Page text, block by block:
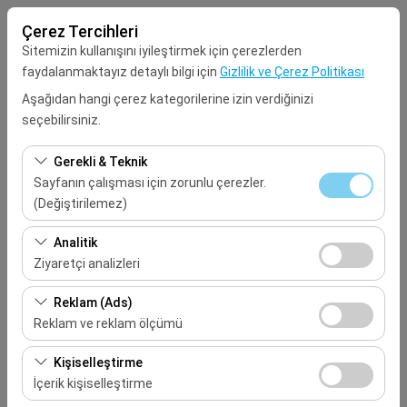
Çerez Tercihleri
Sitemizin kullanışını iyileştirmek için çerezlerden
faydalanmaktayız detaylı bilgi için Gizlilik ve Çerez Politikası
Aşağıdan hangi çerez kategorilerine izin verdiğinizi
seçebilirsiniz.
Gerekli & Teknik
Sayfanın çalışması için zorunlu çerezler.
(Değiştirilemez)
Bu çerezler sitenin doğru şekilde çalışması, güvenlik,
oturum yönetimi ve temel işlevler için gereklidir. Devre
dışı bırakılamaz.
Analitik
Ziyaretçi analizleri
Bu çerezler, sitemizin nasıl kullanıldığını (ziyaretçi sayısı,
en çok ziyaret edilen sayfalar, kullanıcı davranışları)
analiz etmemizi sağlar. Bu veriler, web sitesi
performansını ölçmek ve kullanıcı deneyimini sürekli
iyileştirmek için kullanılır.
Reklam (Ads)
Reklam ve reklam ölçümü
Bu çerezler, size ilgi alanlarınıza uygun kişiselleştirilmiş
reklamlar göstermemize ve reklam kampanyalarımızın
etkinliğini (gösterim sayısı, tıklama oranı) ölçmemize
Kişiselleştirme
İçerik kişiselleştirme
Seçiniz
Alış Tarih & Saat
Bırakış Tarih & Saat